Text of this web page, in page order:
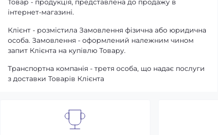
Товар - продукція, представлена ​​до продажу в
інтернет-магазині.
Клієнт - розмістила Замовлення фізична або юридична
особа. Замовлення - оформлений належним чином
запит Клієнта на купівлю Товару.
Транспортна компанія - третя особа, що надає послуги
з доставки Товарів Клієнта